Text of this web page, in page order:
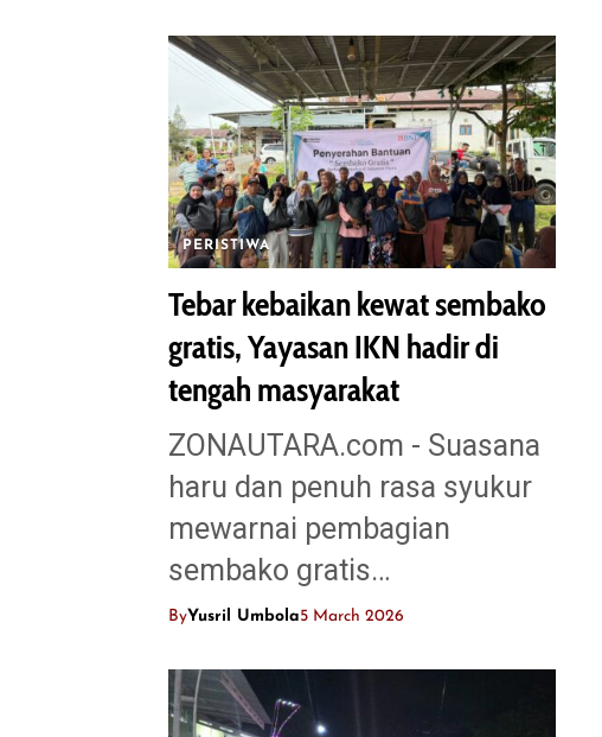
PERISTIWA
Tebar kebaikan kewat sembako
gratis, Yayasan IKN hadir di
tengah masyarakat
ZONAUTARA.com - ‎Suasana
haru dan penuh rasa syukur
mewarnai pembagian
sembako gratis…
ByYusril Umbola5 March 2026